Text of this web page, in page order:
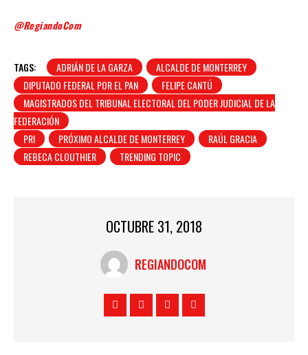
@RegiandoCom
TAGS: ADRIÁN DE LA GARZA
ALCALDE DE MONTERREY
DIPUTADO FEDERAL POR EL PAN
FELIPE CANTÚ
MAGISTRADOS DEL TRIBUNAL ELECTORAL DEL PODER JUDICIAL DE LA
FEDERACIÓN
PRI
PRÓXIMO ALCALDE DE MONTERREY
RAÚL GRACIA
REBECA CLOUTHIER
TRENDING TOPIC
OCTUBRE 31, 2018
REGIANDOCOM